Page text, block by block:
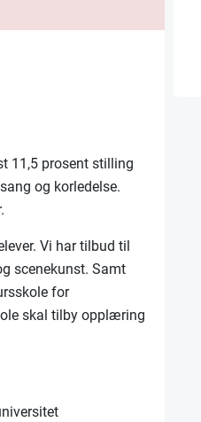
11,5 prosent stilling
og korledelse.
Vi har tilbud til
scenekunst. Samt
for
skal tilby opplæring